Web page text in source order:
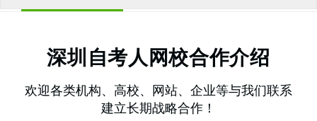
深圳自考人网校合作介绍
欢迎各类机构、高校、网站、企业等与我们联系
建立长期战略合作！